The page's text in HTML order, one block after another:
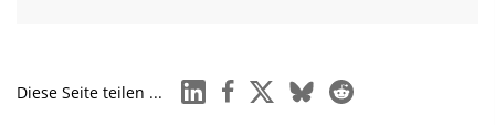
Diese Seite teilen ... linkedinfacebook
x blueskyreddit